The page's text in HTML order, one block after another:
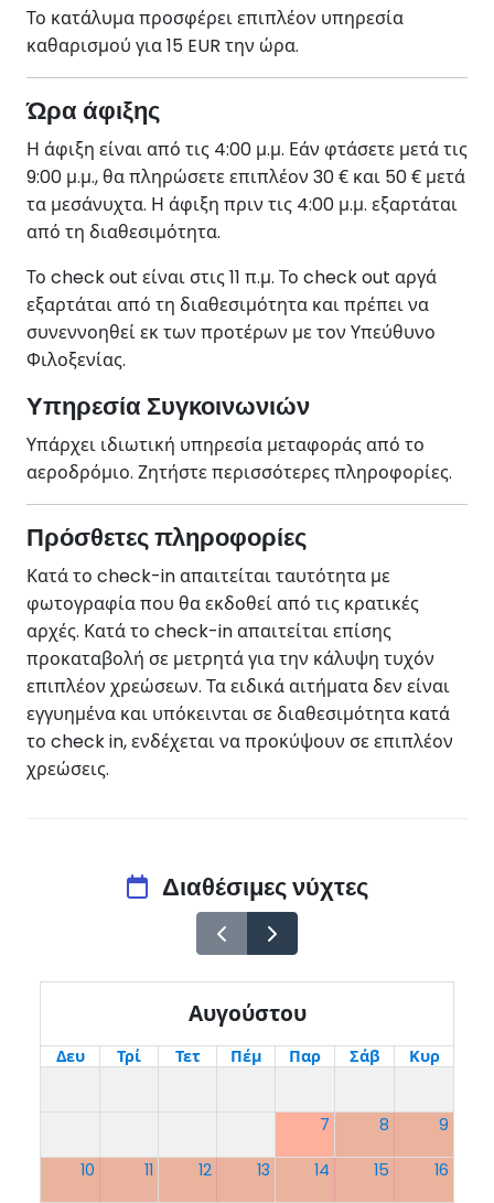
Το κατάλυμα προσφέρει επιπλέον υπηρεσία
καθαρισμού για 15 EUR την ώρα.
Ώρα άφιξης
Η άφιξη είναι από τις 4:00 μ.μ. Εάν φτάσετε μετά τις
9:00 μ.μ., θα πληρώσετε επιπλέον 30 € και 50 € μετά
τα μεσάνυχτα. Η άφιξη πριν τις 4:00 μ.μ. εξαρτάται
από τη διαθεσιμότητα.
Το check out είναι στις 11 π.μ. Το check out αργά
εξαρτάται από τη διαθεσιμότητα και πρέπει να
συνεννοηθεί εκ των προτέρων με τον Υπεύθυνο
Φιλοξενίας.
Υπηρεσία Συγκοινωνιών
Υπάρχει ιδιωτική υπηρεσία μεταφοράς από το
αεροδρόμιο. Ζητήστε περισσότερες πληροφορίες.
Πρόσθετες πληροφορίες
Κατά το check-in απαιτείται ταυτότητα με
φωτογραφία που θα εκδοθεί από τις κρατικές
αρχές. Κατά το check-in απαιτείται επίσης
προκαταβολή σε μετρητά για την κάλυψη τυχόν
επιπλέον χρεώσεων. Τα ειδικά αιτήματα δεν είναι
εγγυημένα και υπόκεινται σε διαθεσιμότητα κατά
το check in, ενδέχεται να προκύψουν σε επιπλέον
χρεώσεις.
Διαθέσιμες νύχτες
Αυγούστου
Δευ Τρί Τετ Πέμ Παρ Σάβ Κυρ
7 8 9
10 11 12 13 14 15 16